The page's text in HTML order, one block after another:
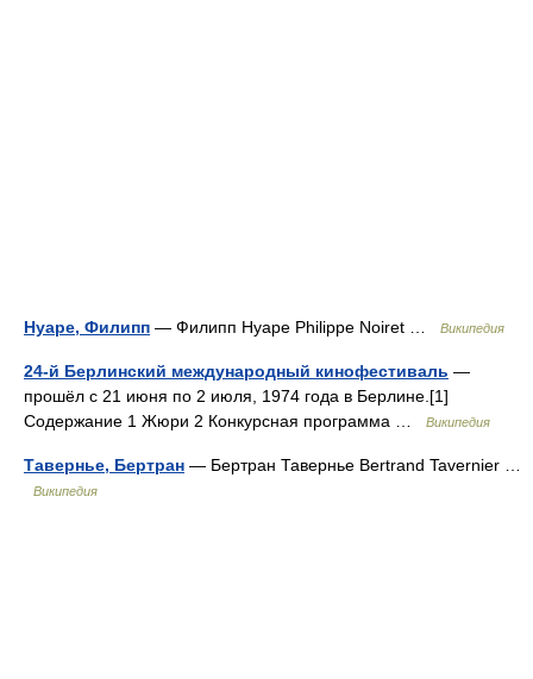
Нуаре, Филипп — Филипп Нуаре Philippe Noiret … Википедия
24-й Берлинский международный кинофестиваль —
прошёл с 21 июня по 2 июля, 1974 года в Берлине.[1]
Содержание 1 Жюри 2 Конкурсная программа …
Википедия
Тавернье, Бертран — Бертран Тавернье Bertrand Tavernier …
Википедия